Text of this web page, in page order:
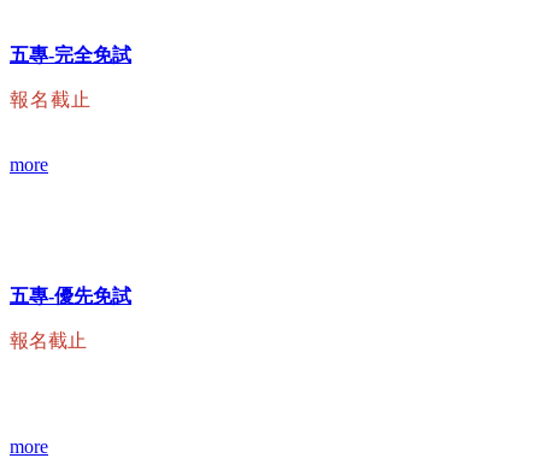
五專-完全免試
報名截止
more
五專-優先免試
報名截止
more